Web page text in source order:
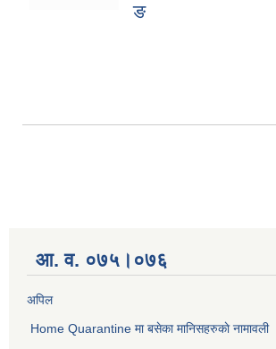
ङ
आ. व. ०७५।०७६
अपिल
Home Quarantine मा बसेका मानिसहरुकाे नामावली